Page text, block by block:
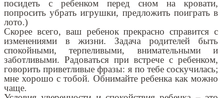
посидеть с ребенком перед сном на кровати,
попросить убрать игрушки, предложить поиграть в
лото.)
Скорее всего, ваш ребенок прекрасно справится с
изменениями в жизни. Задача родителей быть
спокойными, терпеливыми, внимательными и
заботливыми. Радоваться при встрече с ребенком,
говорить приветливые фразы: я по тебе соскучилась;
мне хорошо с тобой. Обнимайте ребенка как можно
чаще.